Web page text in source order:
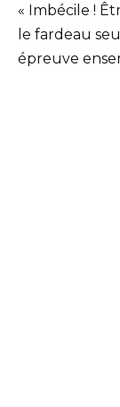
« Imbécile !
le fardeau
épreuve